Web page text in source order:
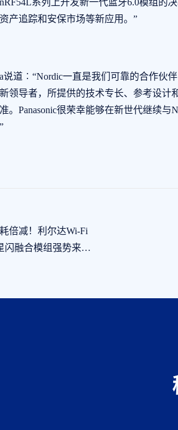
系列上开发新一代蓝牙6.0模组的
产追踪和安保市场等新应用。”
说道︰“Nordic一直是我们可靠的合作伙
领导者，所提供的技术专长、参考设计
。Panasonic很荣幸能够在新世代继续
倍减！利尔达Wi-Fi
闪融合模组强势来